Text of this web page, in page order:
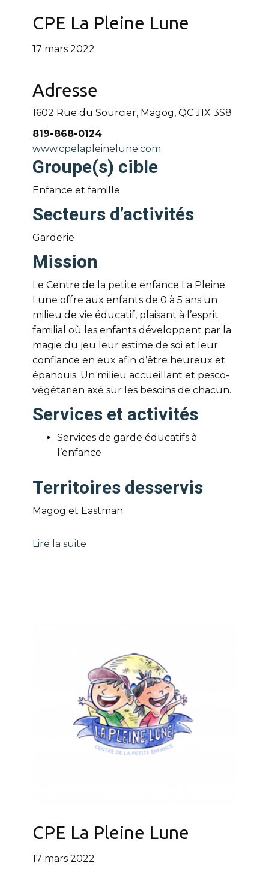
CPE La Pleine Lune
17 mars 2022
Adresse
1602 Rue du Sourcier, Magog, QCJ1X 3S8
819-868-0124
www.cpelapleinelune.com
Groupe(s) cible
Enfance et famille
Secteurs d’activités
Garderie
Mission
Le Centre de la petite enfance La Pleine
Lune offre aux enfants de 0 à 5 ans un
milieu de vie éducatif, plaisant à l’esprit
familial où les enfants développent par la
magie du jeu leur estime de soi et leur
confiance en eux afin d’être heureux et
épanouis. Un milieu accueillant et pesco-
végétarien axé sur les besoins de chacun.
Services et activités
Services de garde éducatifs à
l’enfance
Territoires desservis
Magog et Eastman
Lire la suite
CPE La Pleine Lune
17 mars 2022